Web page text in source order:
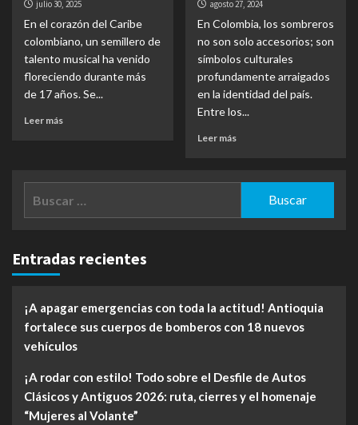
julio 30, 2025
En el corazón del Caribe
colombiano, un semillero de
talento musical ha venido
floreciendo durante más
de 17 años. Se...
Leer más
agosto 27, 2024
En Colombia, los sombreros
no son solo accesorios; son
símbolos culturales
profundamente arraigados
en la identidad del país.
Entre los...
Leer más
Entradas recientes
¡A apagar emergencias con toda la actitud! Antioquia
fortalece sus cuerpos de bomberos con 18 nuevos
vehículos
¡A rodar con estilo! Todo sobre el Desfile de Autos
Clásicos y Antiguos 2026: ruta, cierres y el homenaje
“Mujeres al Volante”